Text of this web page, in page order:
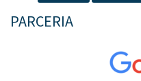
PARCERIA